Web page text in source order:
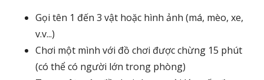
Gọi tên 1 đến 3 vật hoặc hình ảnh (má, mèo, xe,
v.v...)
Chơi một mình với đồ chơi được chừng 15 phút
(có thể có người lớn trong phòng)